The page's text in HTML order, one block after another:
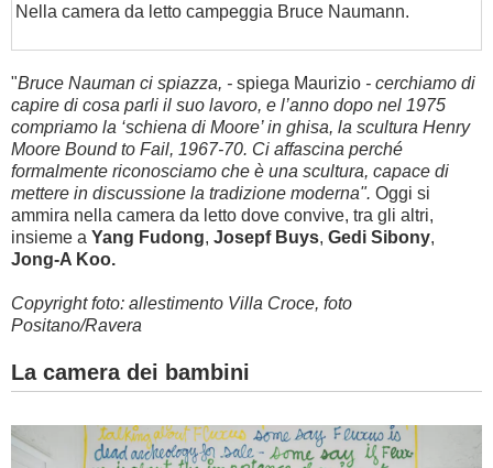
Nella camera da letto campeggia Bruce Naumann.
"Bruce Nauman ci spiazza, - spiega Maurizio - cerchiamo di
capire di cosa parli il suo lavoro, e l’anno dopo nel 1975
compriamo la ‘schiena di Moore’ in ghisa, la scultura Henry
Moore Bound to Fail, 1967-70. Ci affascina perché
formalmente riconosciamo che è una scultura, capace di
mettere in discussione la tradizione moderna". Oggi si
ammira nella camera da letto dove convive, tra gli altri,
insieme a Yang Fudong, Josepf Buys, Gedi Sibony,
Jong-A Koo.
Copyright foto: allestimento Villa Croce, foto
Positano/Ravera
La camera dei bambini